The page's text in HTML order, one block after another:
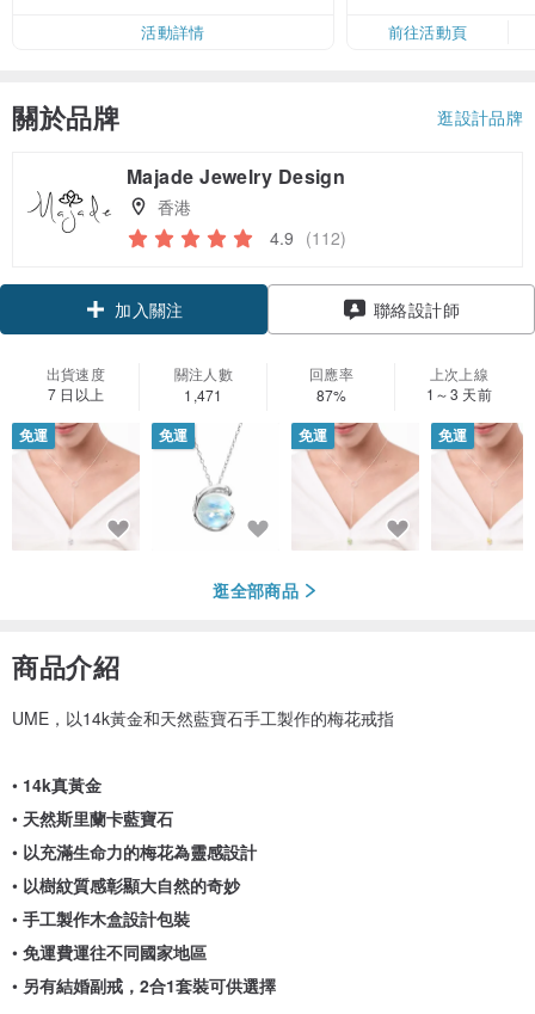
活動詳情 前往活動頁
關於品牌 逛設計品牌
Majade Jewelry Design
香港
4.9 (112)
加入關注 聯絡設計師
出貨速度
7 日以上
關注人數
1,471
回應率
87%
上次上線
1～3 天前
免運 免運 免運 免運
逛全部商品
商品介紹
UME，以14k黃金和天然藍寶石手工製作的梅花戒指
• 14k真黃金
• 天然斯里蘭卡藍寶石
• 以充滿生命力的梅花為靈感設計
• 以樹紋質感彰顯大自然的奇妙
• 手工製作木盒設計包裝
• 免運費運往不同國家地區
• 另有結婚副戒，2合1套裝可供選擇